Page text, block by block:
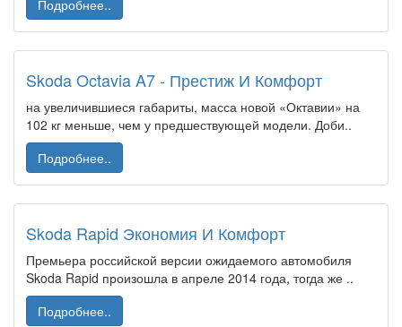
Подробнее..
Skoda Octavia A7 - Престиж И Комфорт
на увеличившиеся габариты, масса новой «Октавии» на
102 кг меньше, чем у предшествующей модели. Доби..
Подробнее..
Skoda Rapid Экономия И Комфорт
Премьера российской версии ожидаемого автомобиля
Skoda Rapid произошла в апреле 2014 года, тогда же ..
Подробнее..